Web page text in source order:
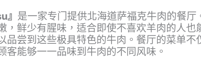
是一家专门提供北海道萨福克牛肉的餐
，鲜少有腥味，适合即使不喜欢羊肉的人
品尝到这些极具特色的牛肉。餐厅的菜单
能够一一品味到牛肉的不同风味。